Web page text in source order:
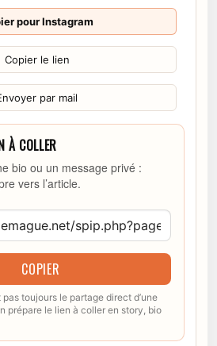
pour Instagram
Copier le lien
par mail
À COLLER
bio ou un message privé :
vers l’article.
COPIER
toujours le partage direct d’une
prépare le lien à coller en story, bio